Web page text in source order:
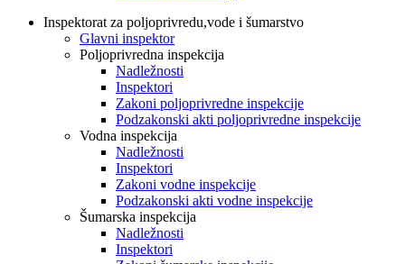
Inspektorat za poljoprivredu,vode i šumarstvo
Glavni inspektor
Poljoprivredna inspekcija
Nadležnosti
Inspektori
Zakoni poljoprivredne inspekcije
Podzakonski akti poljoprivredne inspekcije
Vodna inspekcija
Nadležnosti
Inspektori
Zakoni vodne inspekcije
Podzakonski akti vodne inspekcije
Šumarska inspekcija
Nadležnosti
Inspektori